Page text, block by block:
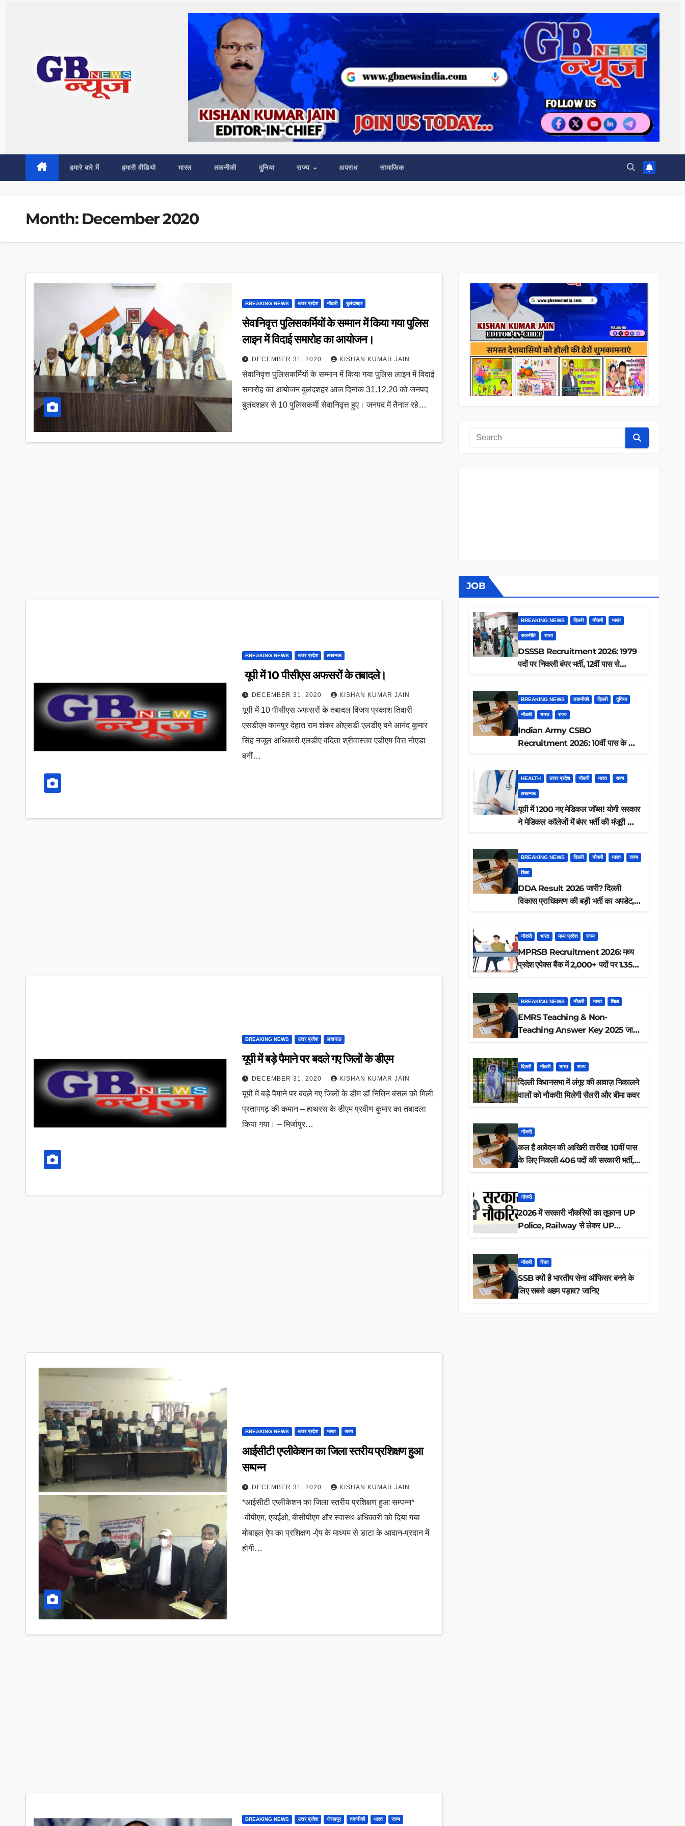
हमारे बारे में हमारी वीडियो भारत तकनीकी दुनिया राज्य अपराध सामाजिक
Month: December 2020
BREAKING NEWS उत्तर प्रदेश नौकरी बुलंदशहर
सेवानिवृत्त पुलिसकर्मियों के सम्मान में किया गया पुलिस
लाइन में विदाई समारोह का आयोजन।
DECEMBER 31, 2020 KISHAN KUMAR JAIN
सेवानिवृत्त पुलिसकर्मियों के सम्मान में किया गया पुलिस लाइन में विदाई
समारोह का आयोजन बुलंदशहर आज दिनांक 31.12.20 को जनपद
बुलंदशहर से 10 पुलिसकर्मी सेवानिवृत्त हुए। जनपद में तैनात रहे…
BREAKING NEWS उत्तर प्रदेश लखनऊ
यूपी में 10 पीसीएस अफसरों के तबादले।
DECEMBER 31, 2020 KISHAN KUMAR JAIN
यूपी में 10 पीसीएस अफसरों के तबादल विजय प्रकाश तिवारी
एसडीएम कानपुर देहात राम शंकर ओएसडी एलडीए बने आनंद कुमार
सिंह नजूल अधिकारी एलडीए वंदिता श्रीवास्तव एडीएम वित्त नोएडा
बनीं…
BREAKING NEWS उत्तर प्रदेश लखनऊ
यूपी में बड़े पैमाने पर बदले गए जिलों के डीएम
DECEMBER 31, 2020 KISHAN KUMAR JAIN
यूपी में बड़े पैमाने पर बदले गए जिलों के डीम डॉ नितिन बंसल को मिली
प्रतापगढ़ की कमान – हाथरस के डीएम प्रवीण कुमार का तबादला
किया गया। – मिर्जापुर…
BREAKING NEWS उत्तर प्रदेश भारत राज्य
आईसीटी एप्लीकेशन का जिला स्तरीय प्रशिक्षण हुआ
सम्पन्न
DECEMBER 31, 2020 KISHAN KUMAR JAIN
*आईसीटी एप्लीकेशन का जिला स्तरीय प्रशिक्षण हुआ सम्पन्न*
-बीपीएम, एचईओ, बीसीपीएम और स्वास्थ अधिकारी को दिया गया
मोबाइल ऐप का प्रशिक्षण -ऐप के माध्यम से डाटा के आदान-प्रदान में
होगी…
BREAKING NEWS उत्तर प्रदेश गोरखपुर तकनीकी भारत राज्य
JOB
BREAKING NEWS दिल्ली नौकरी भारत
राजनीति राज्य
DSSSB Recruitment 2026: 1979
पदों पर निकली बंपर भर्ती, 12वीं पास से
BREAKING NEWS तकनीकी दिल्ली दुनिया
नौकरी भारत राज्य
Indian Army CSBO
Recruitment 2026: 10वीं पास के लिए
HEALTH उत्तर प्रदेश नौकरी भारत राज्य
लखनऊ
यूपी में 1200 नए मेडिकल जॉब्स! योगी सरकार
ने मेडिकल कॉलेजों में बंपर भर्ती की मंजूरी —
BREAKING NEWS दिल्ली नौकरी भारत राज्य
शिक्षा
DDA Result 2026 जारी? दिल्ली
विकास प्राधिकरण की बड़ी भर्ती का अपडेट,
नौकरी भारत मध्य प्रदेश राज्य
MPRSB Recruitment 2026: मध्य
प्रदेश एपेक्स बैंक में 2,000+ पदों पर 1.35
BREAKING NEWS नौकरी भारत शिक्षा
EMRS Teaching & Non-
Teaching Answer Key 2025 जारी,
दिल्ली नौकरी भारत राज्य
दिल्ली विधानसभा में लंगूर की आवाज़ निकालने
वालों को नौकरी! मिलेगी सैलरी और बीमा कवर
नौकरी
कल है आवेदन की आखिरी तारीख! 10वीं पास
के लिए निकली 406 पदों की सरकारी भर्ती,
नौकरी
2026 में सरकारी नौकरियों का तूफान! UP
Police, Railway से लेकर UP
नौकरी शिक्षा
SSB क्यों है भारतीय सेना ऑफिसर बनने के
लिए सबसे अहम पड़ाव? जानिए